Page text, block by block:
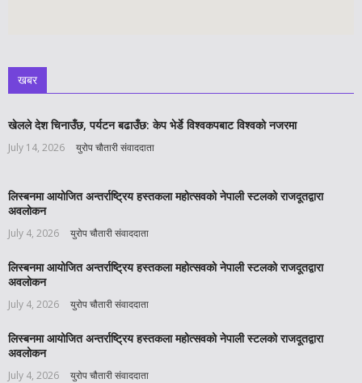
खबर
खेलले देश चिनाउँछ, पर्यटन बढाउँछ: केप भेर्डे विश्वकपबाट विश्वको नजरमा
July 14, 2026 युरोप चौतारी संवाददाता
लिस्बनमा आयोजित अन्तर्राष्ट्रिय हस्तकला महोत्सवको नेपाली स्टलको राजदूतद्वारा
अवलोकन
July 4, 2026 युरोप चौतारी संवाददाता
लिस्बनमा आयोजित अन्तर्राष्ट्रिय हस्तकला महोत्सवको नेपाली स्टलको राजदूतद्वारा
अवलोकन
July 4, 2026 युरोप चौतारी संवाददाता
लिस्बनमा आयोजित अन्तर्राष्ट्रिय हस्तकला महोत्सवको नेपाली स्टलको राजदूतद्वारा
अवलोकन
July 4, 2026 युरोप चौतारी संवाददाता